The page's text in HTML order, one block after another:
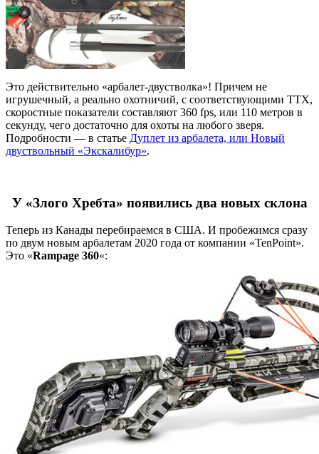
Это действительно «арбалет-двустволка»! Причем не
игрушечный, а реально охотничий, с соответствующими ТТХ,
скоростные показатели составляют 360 fps, или 110 метров в
секунду, чего достаточно для охоты на любого зверя.
Подробности — в статье Дуплет из арбалета, или Новый
двуствольный «Экскалибур».
У «Злого Хребта» появились два новых склона
Теперь из Канады перебираемся в США. И пробежимся сразу
по двум новым арбалетам 2020 года от компании «TenPoint».
Это «Rampage 360«: